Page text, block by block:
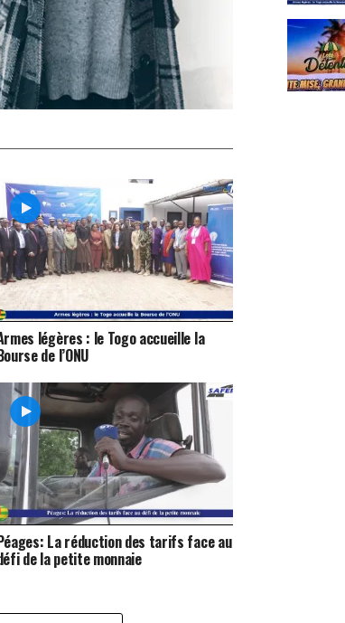
légères : le Togo accueille la
de l’ONU
La réduction des tarifs face au
de la petite monnaie